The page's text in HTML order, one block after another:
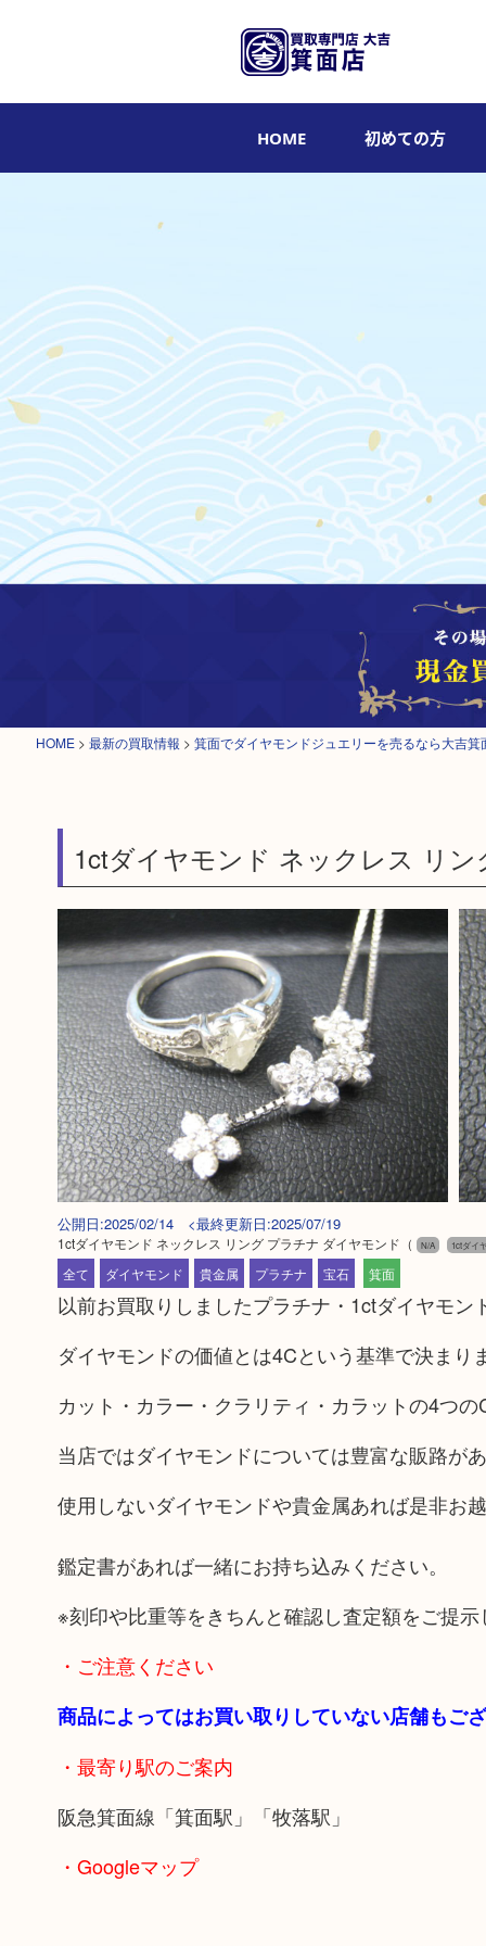
HOME 初めての方
HOME > 最新の買取情報 > 箕面でダイヤモンドジュエリーを売るなら大吉箕
1ctダイヤモンド ネックレス リ
公開日:2025/02/14 <最終更新日:2025/07/19
1ctダイヤモンド ネックレス リング プラチナ ダイヤモンド （ N/A 1ctダイ
全て
ダイヤモンド 貴金属 プラチナ 宝石 箕面
以前お買取りしましたプラチナ・1ctダイヤモン
ダイヤモンドの価値とは4Cという基準で決まり
カット・カラー・クラリティ・カラットの4つの
当店ではダイヤモンドについては豊富な販路が
使用しないダイヤモンドや貴金属あれば是非お越
鑑定書があれば一緒にお持ち込みください。
※刻印や比重等をきちんと確認し査定額をご提
・ご注意ください
商品によってはお買い取りしていない店舗もご
・最寄り駅のご案内
阪急箕面線「箕面駅」「牧落駅」
・Googleマップ